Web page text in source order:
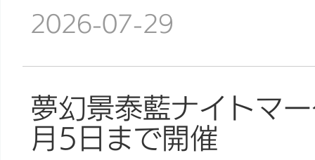
2026-07-29
夢幻景泰藍ナイトマ
月5日まで開催